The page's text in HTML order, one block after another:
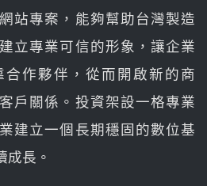
站專案，能夠幫助台灣製造
立專業可信的形象，讓企業
作夥伴，從而開啟新的商
戶關係。投資架設一格專業
建立一個長期穩固的數位基
成長。